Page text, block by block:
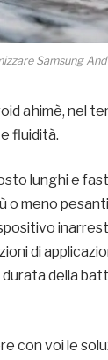
Samsung
ahimè, nel
fluidità.
lunghi e
o meno
di
della
con voi le